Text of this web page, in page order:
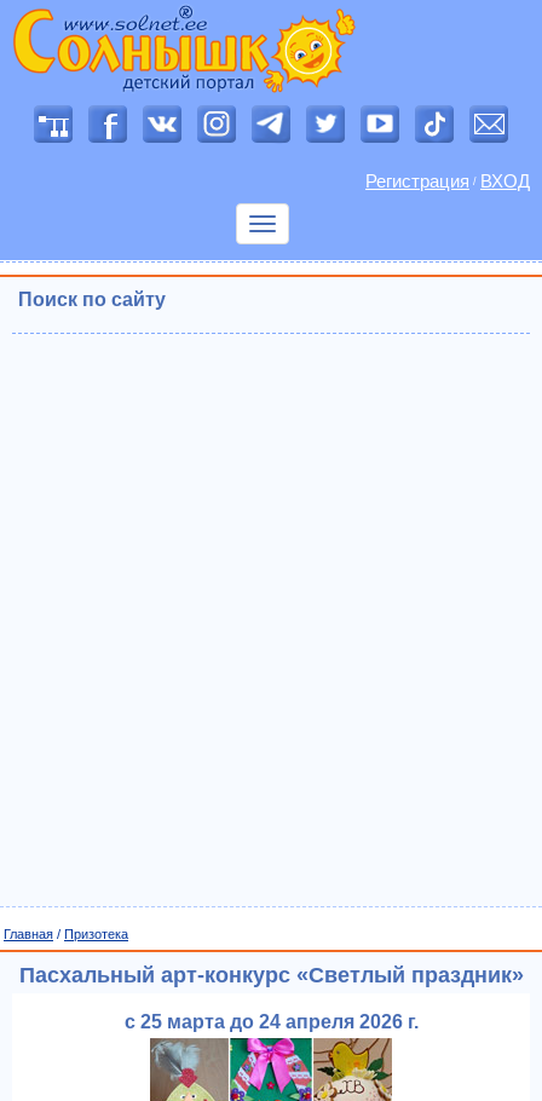
Регистрация / ВХОД
Показать
Поиск по сайту
Главная / Призотека
Пасхальный арт-конкурс «Светлый праздник»
с 25 марта до 24 апреля 2026 г.